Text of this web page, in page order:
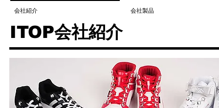
会社紹介 会社製品
​ITOP会社紹介